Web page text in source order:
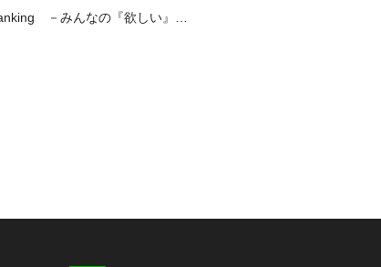
－みんなの『欲しい』が
に入り登録数ランキング－